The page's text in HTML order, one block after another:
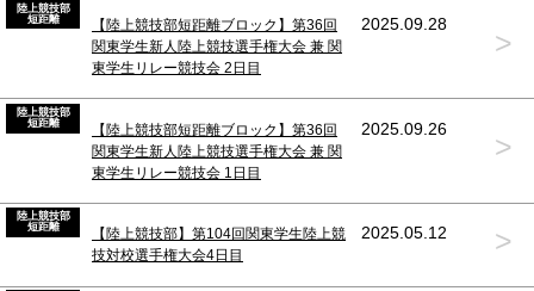
陸上競技部
短距離
【陸上競技部短距離ブロック】第36回
関東学生新人陸上競技選手権大会 兼 関
東学生リレー競技会 2日目
2025.09.28
>
陸上競技部
短距離
【陸上競技部短距離ブロック】第36回
関東学生新人陸上競技選手権大会 兼 関
東学生リレー競技会 1日目
2025.09.26
>
陸上競技部
短距離
【陸上競技部】第104回関東学生陸上競
技対校選手権大会4日目
2025.05.12 >